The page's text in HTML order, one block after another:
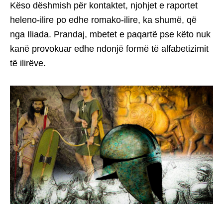
Këso dëshmish për kontaktet, njohjet e raportet
heleno-ilire po edhe romako-ilire, ka shumë, që
nga Iliada. Prandaj, mbetet e paqartë pse këto nuk
kanë provokuar edhe ndonjë formë të alfabetizimit
të ilirëve.